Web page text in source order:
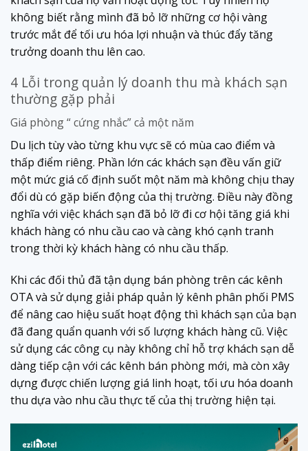
không biết rằng mình đã bỏ lỡ những cơ hội vàng
trước mắt để tối ưu hóa lợi nhuận và thúc đẩy tăng
trưởng doanh thu lên cao.
4 Lỗi trong quản lý doanh thu mà khách sạn
thường gặp phải
Giá phòng “ cứng nhắc” cả một năm
Du lịch tùy vào từng khu vực sẽ có mùa cao điểm và
thấp điểm riêng. Phần lớn các khách sạn đều vấn giữ
một mức giá cố định suốt một năm mà không chịu thay
đổi dù có gặp biến động của thị trường. Điều này đồng
nghĩa với việc khách sạn đã bỏ lỡ đi cơ hội tăng giá khi
khách hàng có nhu cầu cao và càng khó cạnh tranh
trong thời kỳ khách hàng có nhu cầu thấp.
Khi các đối thủ đã tận dụng bán phòng trên các kênh
OTA và sử dụng giải pháp quản lý kênh phân phối PMS
để nâng cao hiệu suất hoạt động thì khách sạn của bạn
đã đang quẩn quanh với số lượng khách hàng cũ. Việc
sử dụng các công cụ này không chỉ hỗ trợ khách sạn dễ
dàng tiếp cận với các kênh bán phòng mới, mà còn xây
dựng được chiến lượng giá linh hoạt, tối ưu hóa doanh
thu dựa vào nhu cầu thực tế của thị trường hiện tại.